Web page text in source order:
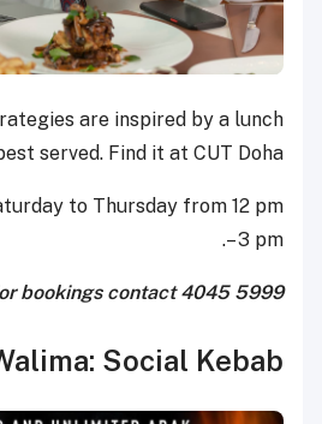
are inspired by a lunch
served. Find it at CUT Doha.
to Thursday from 12 pm
– 3 pm.
bookings contact 4045 5999
Social Kebab